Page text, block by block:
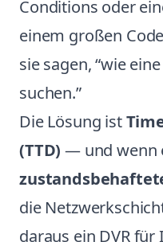
Conditions oder
einem großen
sie sagen, “wie
suchen.”
Die Lösung ist
(TTD) — und wenn
die
daraus ein DVR